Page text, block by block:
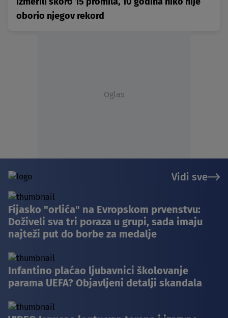
oborio njegov rekord
Oglas
Vidi sve
Fijasko "orlića" na Evropskom prvenstvu:
Doživeli sva tri poraza u grupi, sada imaju
najteži put do borbe za medalje
Infantino plaćao ljubavnici školovanje
parama UEFA? Objavljeni detalji skandala